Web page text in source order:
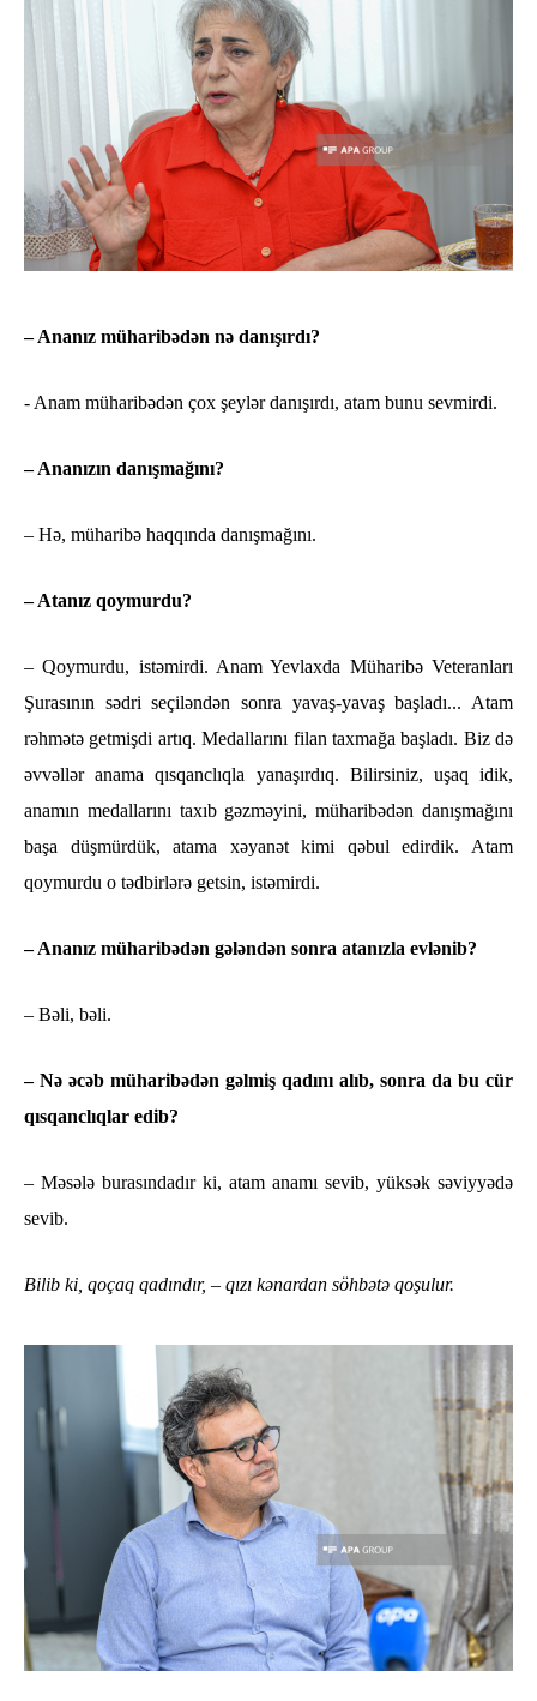
– Ananız müharibədən nə danışırdı?
- Anam müharibədən çox şeylər danışırdı, atam bunu sevmirdi.
– Ananızın danışmağını?
– Hə, müharibə haqqında danışmağını.
– Atanız qoymurdu?
– Qoymurdu, istəmirdi. Anam Yevlaxda Müharibə Veteranları
Şurasının sədri seçiləndən sonra yavaş-yavaş başladı... Atam
rəhmətə getmişdi artıq. Medallarını filan taxmağa başladı. Biz də
əvvəllər anama qısqanclıqla yanaşırdıq. Bilirsiniz, uşaq idik,
anamın medallarını taxıb gəzməyini, müharibədən danışmağını
başa düşmürdük, atama xəyanət kimi qəbul edirdik. Atam
qoymurdu o tədbirlərə getsin, istəmirdi.
– Ananız müharibədən gələndən sonra atanızla evlənib?
– Bəli, bəli.
– Nə əcəb müharibədən gəlmiş qadını alıb, sonra da bu cür
qısqanclıqlar edib?
– Məsələ burasındadır ki, atam anamı sevib, yüksək səviyyədə
sevib.
Bilib ki, qoçaq qadındır, – qızı kənardan söhbətə qoşulur.